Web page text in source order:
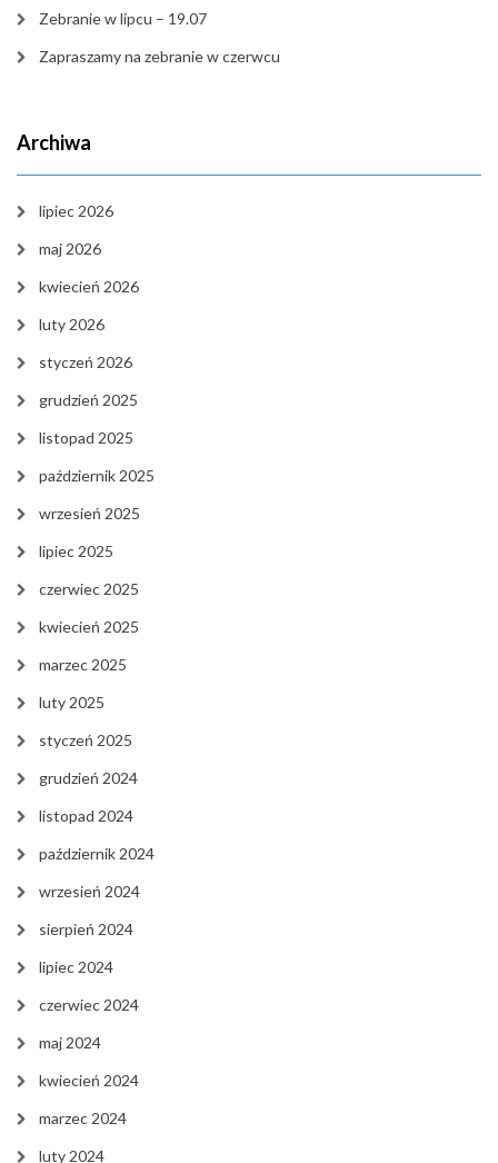
Zebranie w lipcu – 19.07
Zapraszamy na zebranie w czerwcu
Archiwa
lipiec 2026
maj 2026
kwiecień 2026
luty 2026
styczeń 2026
grudzień 2025
listopad 2025
październik 2025
wrzesień 2025
lipiec 2025
czerwiec 2025
kwiecień 2025
marzec 2025
luty 2025
styczeń 2025
grudzień 2024
listopad 2024
październik 2024
wrzesień 2024
sierpień 2024
lipiec 2024
czerwiec 2024
maj 2024
kwiecień 2024
marzec 2024
luty 2024